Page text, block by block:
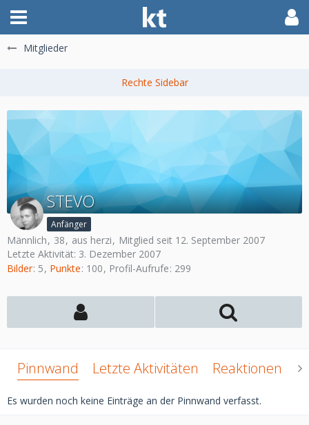
Mitglieder
STEVO
Anfänger
Männlich 38 aus herzi
Mitglied seit 12. September 2007
Letzte Aktivität: 3. Dezember 2007
Bilder 5 Punkte 100 Profil-Aufrufe 299
Pinnwand Letzte Aktivitäten Reaktionen
Es wurden noch keine Einträge an der Pinnwand verfasst.